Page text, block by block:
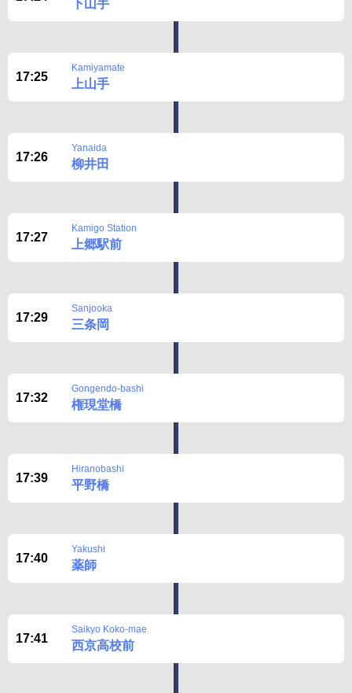
下山手
17:25
Kamiyamate
上山手
17:26
Yanaida
柳井田
17:27
Kamigo Station
上郷駅前
17:29
Sanjooka
三条岡
17:32
Gongendo-bashi
権現堂橋
17:39
Hiranobashi
平野橋
17:40
Yakushi
薬師
17:41
Saikyo Koko-mae
西京高校前